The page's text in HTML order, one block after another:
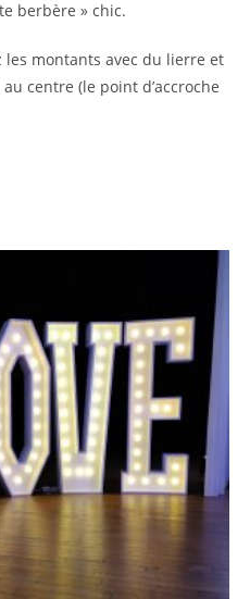
berbère » chic.
les montants avec du lierre et
centre (le point d’accroche